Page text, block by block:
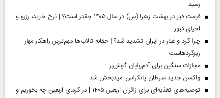
رسید
قیمت قبر در بهشت زهرا (س) در سال ۱۴۰۵ چقدر است؟ | نرخ خرید، رزرو و
احیای قبور
چرا گرد و غبار در ایران تشدید شد؟ | حقابه تالاب‌ها مهم‌ترین راهکار مهار
ریزگردهاست
مجازات سنگین برای آدم‌ربایان گوش‌بر
واکسن جدید سرطان پانکراس امیدبخش شد
توصیه‌های تغذیه‌ای برای زائران اربعین ۱۴۰۵ | در گرمای اربعین چه بخوریم و